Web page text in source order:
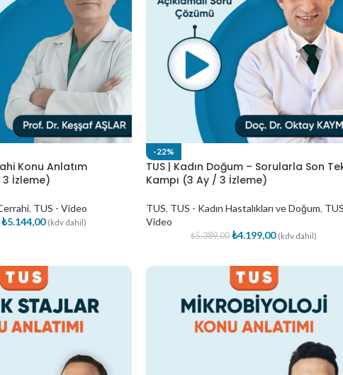
Konu Anlatım
İzleme)
, TUS - Video
₺5.144,00 (kdv dahil)
-22%
TUS | Kadın Doğum – Sorularla Son
Kampı (3 Ay / 3 İzleme)
TUS, TUS - Kadın Hastalıkları ve Doğum,
Video
₺5.389,00 ₺4.199,00 (kdv dahil)